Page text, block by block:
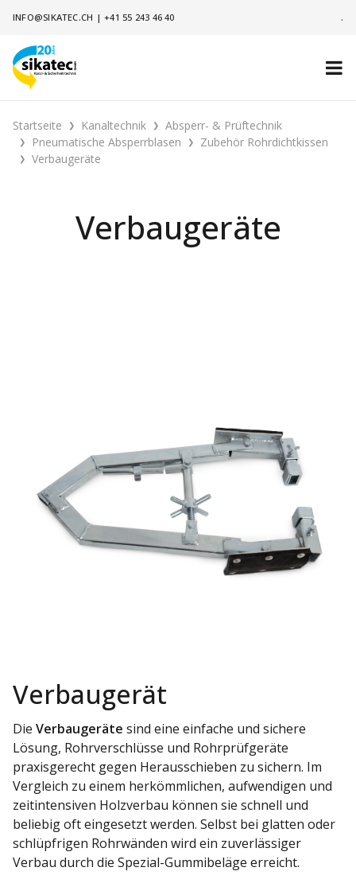
INFO@SIKATEC.CH |+41 55 243 46 40 .
Startseite Kanaltechnik
Absperr- & Prüftechnik
Pneumatische Absperrblasen
Zubehör Rohrdichtkissen
Verbaugeräte
Verbaugeräte
Verbaugerät
Die Verbaugeräte sind eine einfache und sichere
Lösung, Rohrverschlüsse und Rohrprüfgeräte
praxisgerecht gegen Herausschieben zu sichern. Im
Vergleich zu einem herkömmlichen, aufwendigen und
zeitintensiven Holzverbau können sie schnell und
beliebig oft eingesetzt werden. Selbst bei glatten oder
schlüpfrigen Rohrwänden wird ein zuverlässiger
Verbau durch die Spezial-Gummibeläge erreicht.